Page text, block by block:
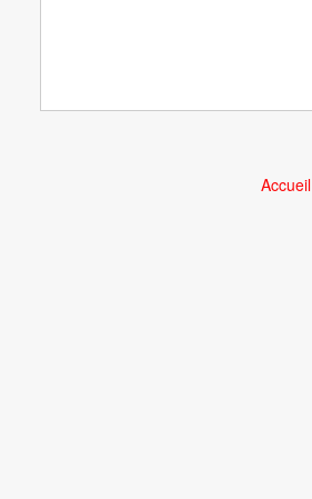
Accueil